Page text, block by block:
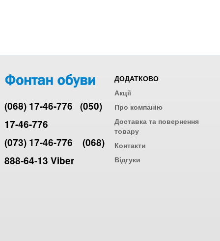
(068) 17-46-776 (050)
17-46-776
(073) 17-46-776
(068)
888-64-13 Viber
ДОДАТКОВО
Акції
Про компанію
Доставка та повернення
товару
Контакти
Відгуки